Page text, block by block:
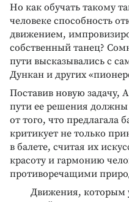
Но как обучать такому
человеке способность
движением,
собственный танец?
пути высказывались с
Дункан и других
Поставив новую задачу,
пути ее решения
от того, что предлагала
критикует не только
в балете, считая их
красоту и гармонию
противоречащими
Движения, которым